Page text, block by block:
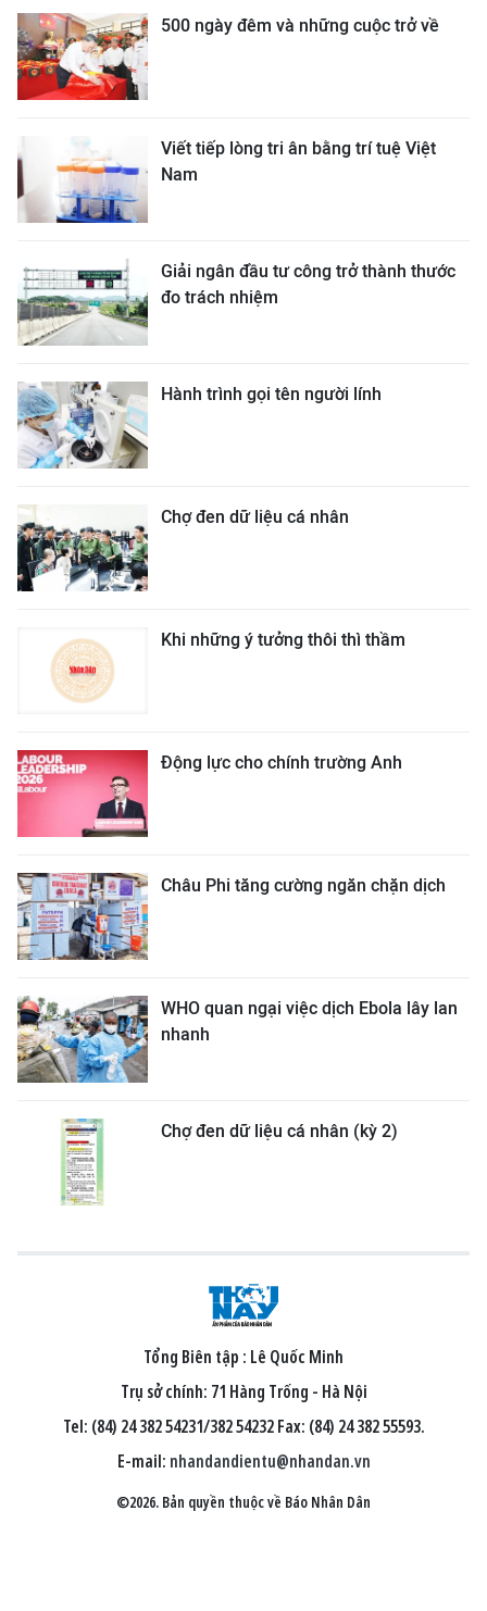
500 ngày đêm và những cuộc trở về
Viết tiếp lòng tri ân bằng trí tuệ Việt
Nam
Giải ngân đầu tư công trở thành thước
đo trách nhiệm
Hành trình gọi tên người lính
Chợ đen dữ liệu cá nhân
Khi những ý tưởng thôi thì thầm
Động lực cho chính trường Anh
Châu Phi tăng cường ngăn chặn dịch
WHO quan ngại việc dịch Ebola lây lan
nhanh
Chợ đen dữ liệu cá nhân (kỳ 2)
Tổng Biên tập : Lê Quốc Minh
Trụ sở chính: 71 Hàng Trống - Hà Nội
Tel: (84) 24 382 54231/382 54232 Fax: (84) 24 382 55593.
E-mail: nhandandientu@nhandan.vn
©2026. Bản quyền thuộc về Báo Nhân Dân